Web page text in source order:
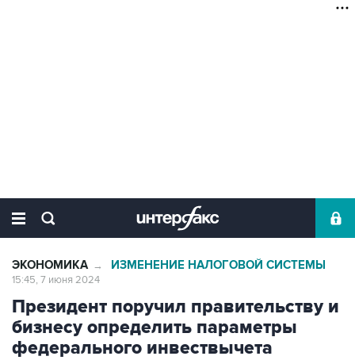
ЭКОНОМИКА → ИЗМЕНЕНИЕ НАЛОГОВОЙ СИСТЕМЫ
15:45, 7 июня 2024
Президент поручил правительству и
бизнесу определить параметры
федерального инвествычета